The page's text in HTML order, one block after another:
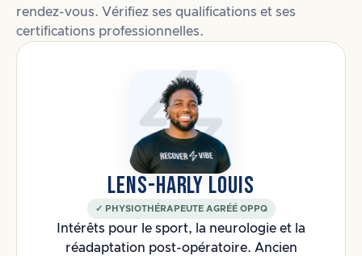
rendez-vous. Vérifiez ses qualifications et ses
certifications professionnelles.
LENS-HARLY LOUIS
✓ PHYSIOTHÉRAPEUTE AGRÉÉ OPPQ
Intérêts pour le sport, la neurologie et la
réadaptation post-opératoire. Ancien